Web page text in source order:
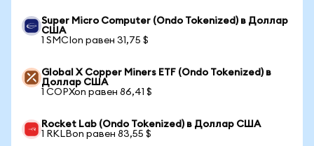
Super Micro Computer (Ondo Tokenized) в Доллар
США
1 SMCIon равен 31,75 $
Global X Copper Miners ETF (Ondo Tokenized) в
Доллар США
1 COPXon равен 86,41 $
Rocket Lab (Ondo Tokenized) в Доллар США
1 RKLBon равен 83,55 $